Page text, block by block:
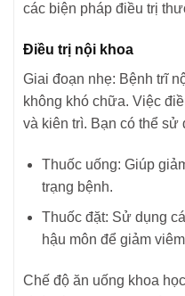
các biện pháp điều trị
Điều trị nội khoa
Giai đoạn nhẹ: Bệnh trĩ
không khó chữa. Việc
và kiên trì. Bạn có thể sử
Thuốc uống: Giúp
trạng bệnh.
Thuốc đặt: Sử dụng
hậu môn để giảm
Chế độ ăn uống khoa